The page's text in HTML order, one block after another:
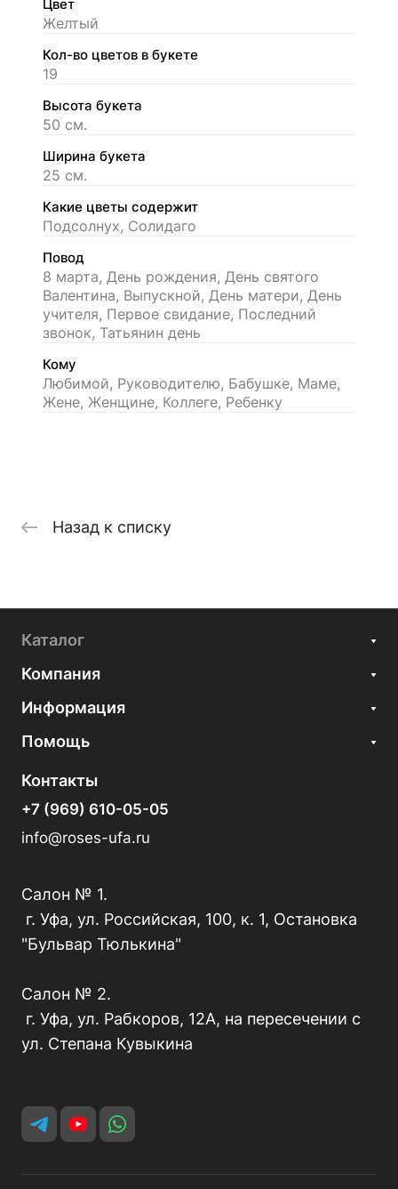
Цвет
Желтый
Кол-во цветов в букете
19
Высота букета
50 см.
Ширина букета
25 см.
Какие цветы содержит
Подсолнух, Солидаго
Повод
8 марта, День рождения, День святого
Валентина, Выпускной, День матери, День
учителя, Первое свидание, Последний
звонок, Татьянин день
Кому
Любимой, Руководителю, Бабушке, Маме,
Жене, Женщине, Коллеге, Ребенку
Назад к списку
Каталог
Компания
Информация
Помощь
Контакты
+7 (969) 610-05-05
info@roses-ufa.ru
Салон № 1.
г. Уфа, ул. Российская, 100, к. 1, Остановка
"Бульвар Тюлькина"
Салон № 2.
г. Уфа, ул. Рабкоров, 12А, на пересечении с
ул. Степана Кувыкина